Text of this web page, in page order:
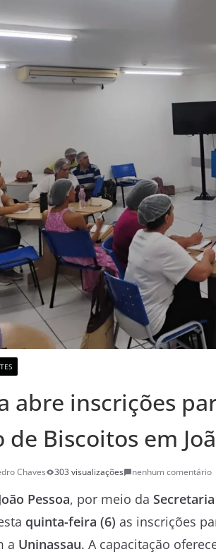
abre inscrições
de Biscoitos em
Chaves 303 visualizações nenhum comentário
Pessoa, por meio da
quinta-feira (6) as inscrições
a Uninassau. A capacitação